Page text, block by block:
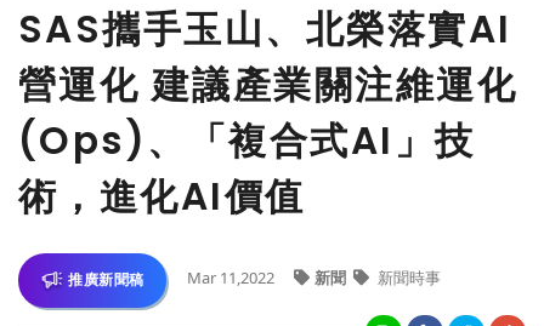
SAS攜手玉山、北榮落實AI
營運化 建議產業關注維運化
(Ops)、「複合式AI」技
術，進化AI價值
推廣新聞稿 Mar 11,2022 新聞 新聞時事